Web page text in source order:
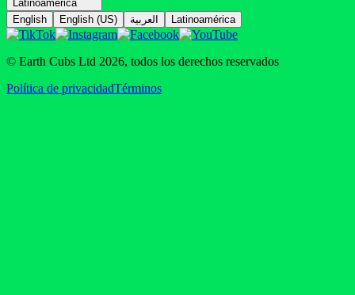
Latinoamérica
English
English (US) العربية Latinoamérica
© Earth Cubs Ltd 2026, todos los derechos reservados
Política de privacidadTérminos